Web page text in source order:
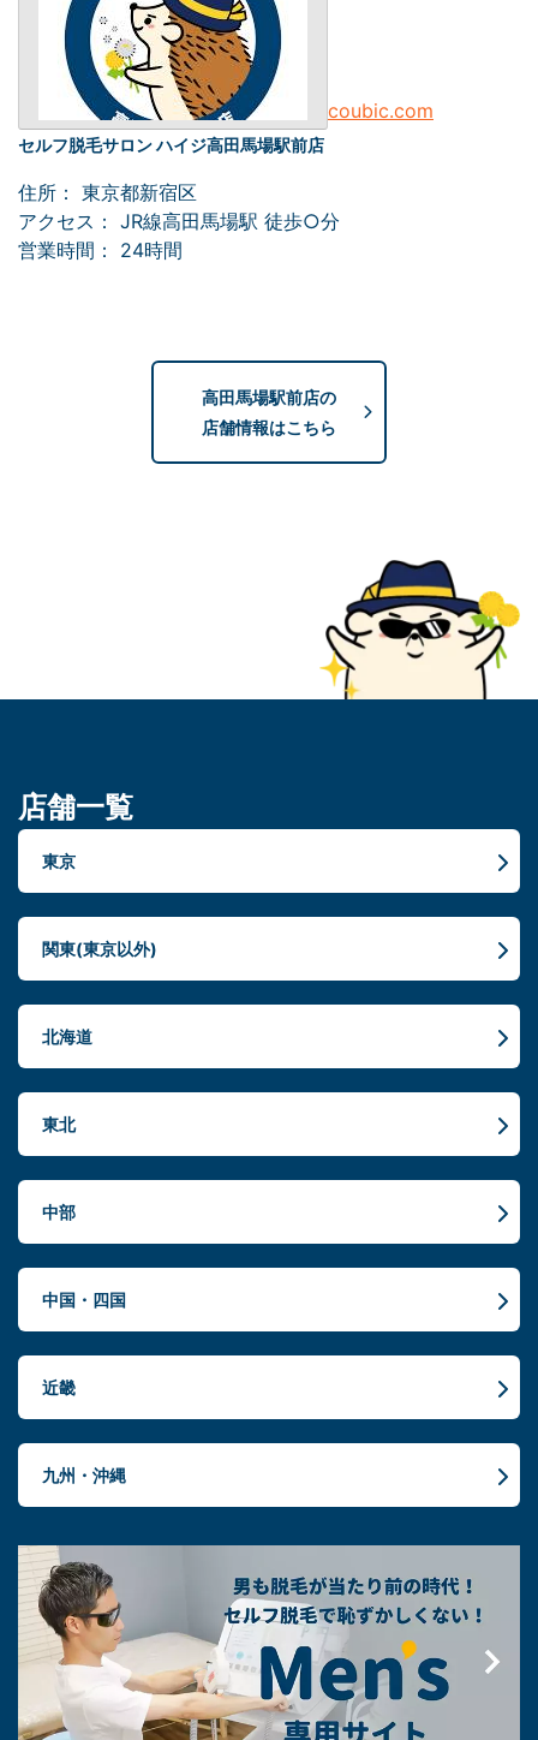
coubic.com
セルフ脱毛サロン ハイジ高田馬場駅前店
住所： 東京都新宿区
アクセス： JR線高田馬場駅 徒歩○分
営業時間： 24時間
高田馬場駅前店の
店舗情報はこちら
店舗一覧
東京
関東(東京以外)
北海道
東北
中部
中国・四国
近畿
九州・沖縄